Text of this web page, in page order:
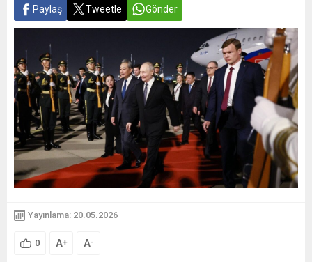
Paylaş Tweetle Gönder
Yayınlama: 20.05.2026
0 A+ A-